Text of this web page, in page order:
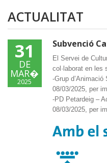
ACTUALITAT
31
DE
MAR�
2025
Subvenció
El Servei de
col·laborat en les
-Grup
08/03/2025, per
-PD Petardeig –
08/03/2025, per